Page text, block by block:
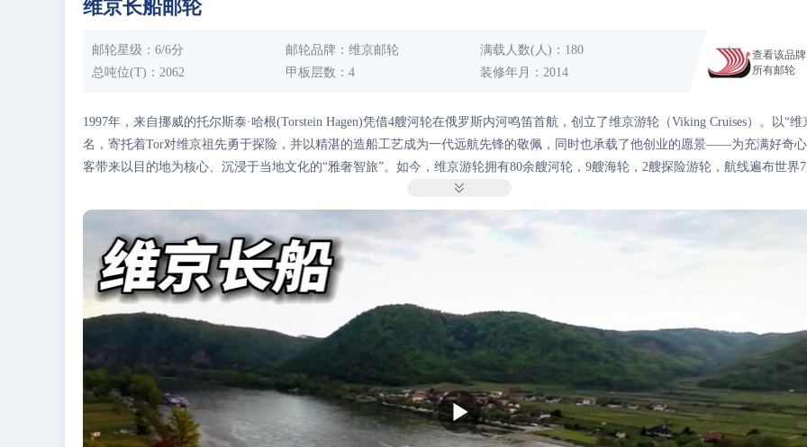
该套餐赠送环球通旅行意外险，适用于 71 周岁（含）-85 周岁（含）的客人，人均单价
维京签证套餐B
￥/人 - 0 间
维京长船邮轮
邮轮星级 ：6/6分 邮轮品牌 ：维京邮轮 满载人数(人) ：180
总吨位(T) ：2062 甲板层数 ：4 装修年月 ：2014
查看该品牌
所有邮轮
1997年，来自挪威的托尔斯泰·哈根(Torstein Hagen)凭借4艘河轮在俄罗斯内河鸣笛首航，创立了维京游轮（Viking Cruises）。以“维
名，寄托着Tor对维京祖先勇于探险，并以精湛的造船工艺成为一代远航先锋的敬佩，同时也承载了他创业的愿景——为充满好奇
客带来以目的地为核心、沉浸于当地文化的“雅奢智旅”。如今，维京游轮拥有80余艘河轮，9艘海轮，2艘探险游轮，航线遍布世界
洲，是国际游轮业内的中小型游轮代表品牌。公司的运营总部设于瑞士巴塞尔，并在美国洛杉矶、英国伦敦、澳大利亚悉尼、中国
及北京设有分公司及办事处。
2016年，维京游轮正式进军中国市场，开启了首个以中文服务运营的欧洲内河游轮之旅。除了语言，整个宾客体验──包括客房设
上餐饮、岸上行程等，都以中国旅客的习惯及偏好定制，让他们从此有了“探享”欧洲的新方式——一种更优雅舒适、更深入当地人
的“雅奢”欧洲之旅。随着我们的移动精品酒店——维京长船，您旅途中的“家外之家”，感受随波而至的原味欧洲。
